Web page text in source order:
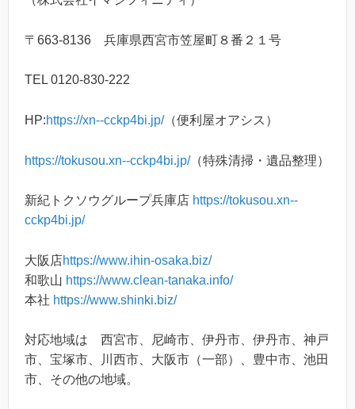
〒663-8136 兵庫県西宮市笠屋町８番２１号
TEL 0120-830-222
HP:https://xn--cckp4bi.jp/（便利屋オアシス）
https://tokusou.xn--cckp4bi.jp/（特殊清掃・遺品整理）
新紀トクソウグループ兵庫店 https://tokusou.xn--
cckp4bi.jp/
大阪店https://www.ihin-osaka.biz/
和歌山 https://www.clean-tanaka.info/
本社 https://www.shinki.biz/
対応地域は 西宮市、尼崎市、伊丹市、伊丹市、神戸
市、宝塚市、川西市、大阪市（一部）、豊中市、池田
市、その他の地域。